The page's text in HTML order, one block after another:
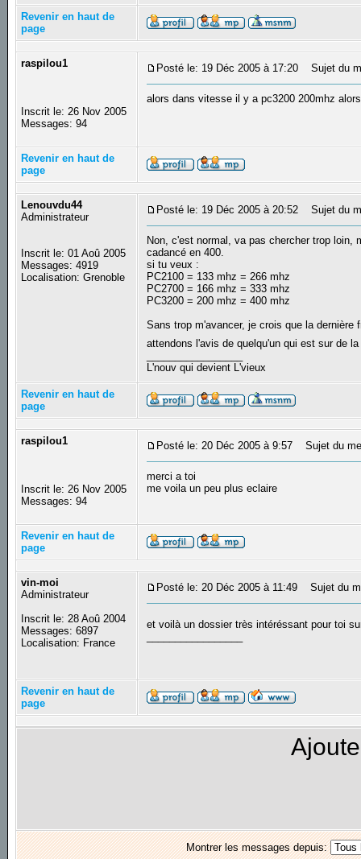
Revenir en haut de
page
raspilou1
Inscrit le: 26 Nov 2005
Messages: 94
Posté le: 19 Déc 2005 à 17:20 Sujet du
alors dans vitesse il y a pc3200 200mhz
Revenir en haut de
page
Lenouvdu44
Administrateur
Inscrit le: 01 Aoû 2005
Messages: 4919
Localisation: Grenoble
Posté le: 19 Déc 2005 à 20:52 Sujet du
Non, c'est normal, va pas chercher trop
cadancé en 400.
si tu veux :
PC2100 = 133 mhz = 266 mhz
PC2700 = 166 mhz = 333 mhz
PC3200 = 200 mhz = 400 mhz
Sans trop m'avancer, je crois que la
attendons l'avis de quelqu'un qui est sur de
L'nouv qui devient L'vieux
Revenir en haut de
page
raspilou1
Inscrit le: 26 Nov 2005
Messages: 94
Posté le: 20 Déc 2005 à 9:57 Sujet du
merci a toi
me voila un peu plus eclaire
Revenir en haut de
page
vin-moi
Administrateur
Inscrit le: 28 Aoû 2004
Messages: 6897
Localisation: France
Posté le: 20 Déc 2005 à 11:49 Sujet du
et voilà un dossier très intéréssant pour toi
Revenir en haut de
page
Montrer les messages depuis: